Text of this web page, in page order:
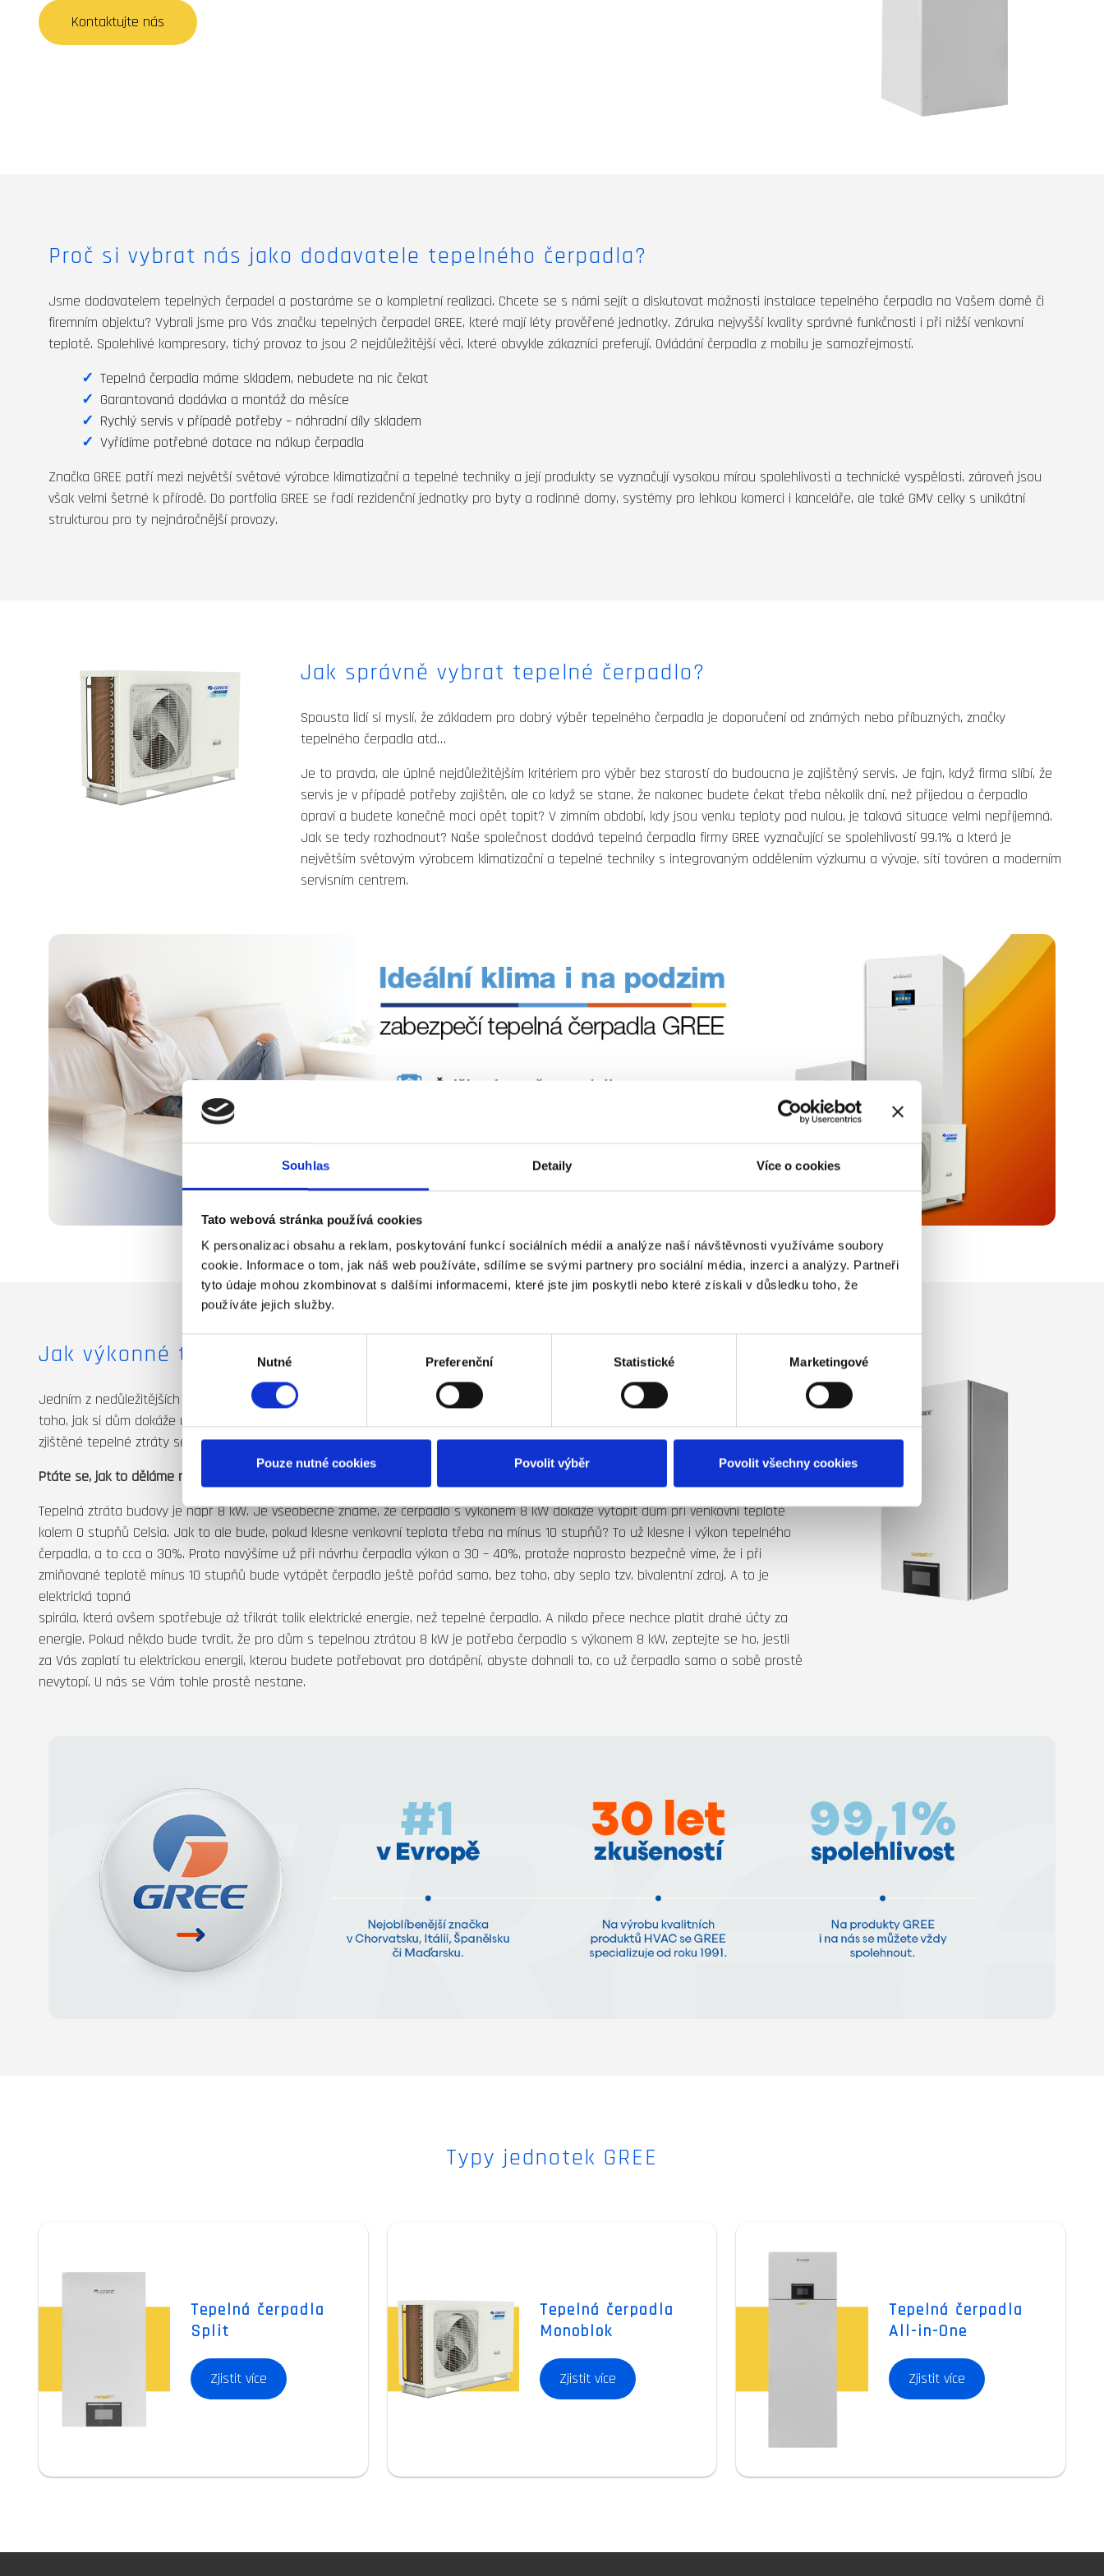
Souhlas Detaily Více o cookies
Tato webová stránka používá cookies
K personalizaci obsahu a reklam, poskytování funkcí sociálních médií a analýze naší návštěvnosti využíváme soubory
cookie. Informace o tom, jak náš web používáte, sdílíme se svými partnery pro sociální média, inzerci a analýzy. Partneři
tyto údaje mohou zkombinovat s dalšími informacemi, které jste jim poskytli nebo které získali v důsledku toho, že
používáte jejich služby.
souhlasu
Nutné Preferenční Statistické Marketingové
Pouze nutné cookies Povolit výběr Povolit všechny cookies
Kontaktujte nás
Proč si vybrat nás jako dodavatele tepelného čerpadla?
Jsme dodavatelem tepelných čerpadel a postaráme se o kompletní realizaci. Chcete se s námi sejít a diskutovat možnosti instalace tepelného čerpadla na Vašem domě či
firemním objektu? Vybrali jsme pro Vás značku tepelných čerpadel GREE, které mají léty prověřené jednotky. Záruka nejvyšší kvality správné funkčnosti i při nižší venkovní
teplotě. Spolehlivé kompresory, tichý provoz to jsou 2 nejdůležitější věci, které obvykle zákazníci preferují. Ovládání čerpadla z mobilu je samozřejmostí.
Tepelná čerpadla máme skladem, nebudete na nic čekat
Garantovaná dodávka a montáž do měsíce
Rychlý servis v případě potřeby – náhradní díly skladem
Vyřídíme potřebné dotace na nákup čerpadla
Značka GREE patří mezi největší světové výrobce klimatizační a tepelné techniky a její produkty se vyznačují vysokou mírou spolehlivosti a technické vyspělosti, zároveň jsou
však velmi šetrné k přírodě. Do portfolia GREE se řadí rezidenční jednotky pro byty a rodinné domy, systémy pro lehkou komerci i kanceláře, ale také GMV celky s unikátní
strukturou pro ty nejnáročnější provozy.
Jak správně vybrat tepelné čerpadlo?
Spousta lidí si myslí, že základem pro dobrý výběr tepelného čerpadla je doporučení od známých nebo příbuzných, značky
tepelného čerpadla atd…
Je to pravda, ale úplně nejdůležitějším kritériem pro výběr bez starostí do budoucna je zajištěný servis. Je fajn, když firma slíbí, že
servis je v případě potřeby zajištěn, ale co když se stane, že nakonec budete čekat třeba několik dní, než přijedou a čerpadlo
opraví a budete konečně moci opět topit? V zimním období, kdy jsou venku teploty pod nulou, je taková situace velmi nepříjemná.
Jak se tedy rozhodnout? Naše společnost dodává tepelná čerpadla firmy GREE vyznačující se spolehlivostí 99.1% a která je
největším světovým výrobcem klimatizační a tepelné techniky s integrovaným oddělením výzkumu a vývoje, sítí továren a moderním
servisním centrem.
Jak výkonné tepelné čerpadlo potřebuji?
Jedním z nedůležitějších údajů pro správné zvolení topného výkonu je tzv. tepelná ztráta budovy. Je to vlastně fyzikální vyjádření
toho, jak si dům dokáže udržet teplo a kolik tepla z něj unikne prostupem přes obvodové stěny, podlahy a stropy. Na základě
zjištěné tepelné ztráty se dá určit, jak výkonné tepelné čerpadlo zvolit.
Ptáte se, jak to děláme my?
Tepelná ztráta budovy je např 8 kW. Je všeobecně známé, že čerpadlo s výkonem 8 kW dokáže vytopit dům při venkovní teplotě
kolem 0 stupňů Celsia. Jak to ale bude, pokud klesne venkovní teplota třeba na mínus 10 stupňů? To už klesne i výkon tepelného
čerpadla, a to cca o 30%. Proto navýšíme už při návrhu čerpadla výkon o 30 – 40%, protože naprosto bezpečně víme, že i při
zmiňované teplotě mínus 10 stupňů bude vytápět čerpadlo ještě pořád samo, bez toho, aby seplo tzv. bivalentní zdroj. A to je
elektrická topná
spirála, která ovšem spotřebuje až třikrát tolik elektrické energie, než tepelné čerpadlo. A nikdo přece nechce platit drahé účty za
energie. Pokud někdo bude tvrdit, že pro dům s tepelnou ztrátou 8 kW je potřeba čerpadlo s výkonem 8 kW, zeptejte se ho, jestli
za Vás zaplatí tu elektrickou energii, kterou budete potřebovat pro dotápění, abyste dohnali to, co už čerpadlo samo o sobě prostě
nevytopí. U nás se Vám tohle prostě nestane.
Typy jednotek GREE
Tepelná čerpadla
Split
Zjistit více
Tepelná čerpadla
Monoblok
Zjistit více
Tepelná čerpadla
All-in-One
Zjistit více